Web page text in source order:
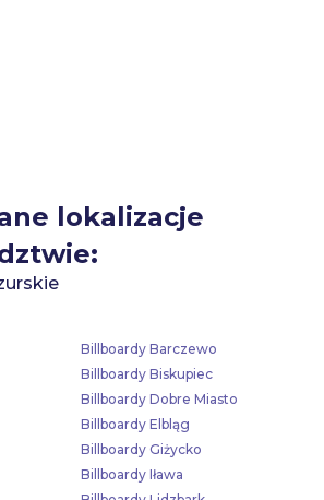
lokalizacje
Billboardy Barczewo
Billboardy Biskupiec
Billboardy Dobre Miasto
Billboardy Elbląg
Billboardy Giżycko
Billboardy Iława